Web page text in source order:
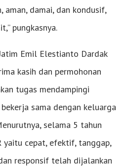
aman, damai, dan kondusif,
pungkasnya.
Emil Elestianto Dardak
kasih dan permohonan
tugas mendampingi
sama dengan keluarga
selama 5 tahun
yaitu cepat, efektif, tanggap,
responsif telah dijalankan